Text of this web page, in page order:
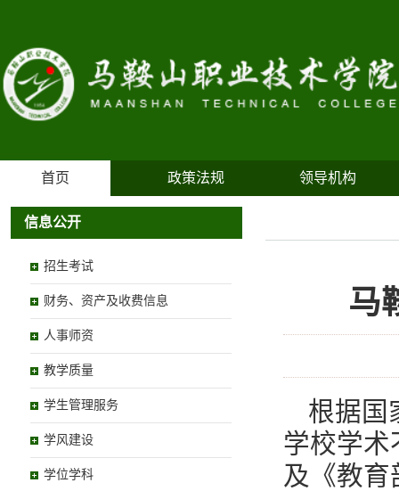
首页 政策法规 领导机构
信息公开
招生考试
财务、资产及收费信息
人事师资
教学质量
学生管理服务
学风建设
学位学科
马
根据国
学校学术
及《教